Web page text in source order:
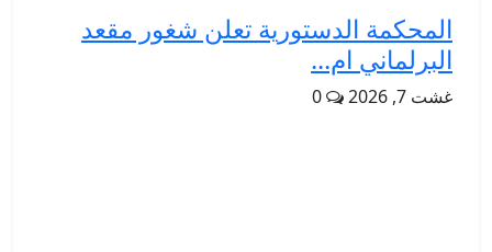
المحكمة الدستورية تعلن شغور مقعد
البرلماني ام...
غشت 7, 2026 0